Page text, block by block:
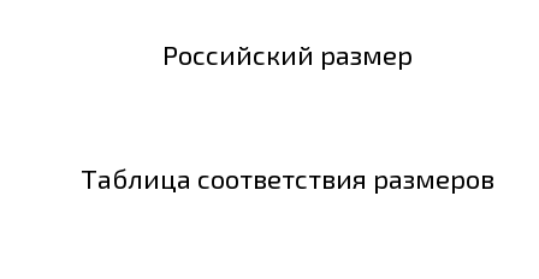
Российский размер
Таблица соответствия размеров